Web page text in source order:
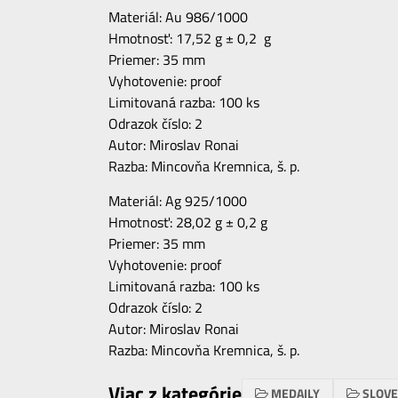
Materiál: Au 986/1000
Hmotnosť: 17,52 g ± 0,2 g
Priemer: 35 mm
Vyhotovenie: proof
Limitovaná razba: 100 ks
Odrazok číslo: 2
Autor: Miroslav Ronai
Razba: Mincovňa Kremnica, š. p.
Materiál: Ag 925/1000
Hmotnosť: 28,02 g ± 0,2 g
Priemer: 35 mm
Vyhotovenie: proof
Limitovaná razba: 100 ks
Odrazok číslo: 2
Autor: Miroslav Ronai
Razba: Mincovňa Kremnica, š. p.
MEDAILY